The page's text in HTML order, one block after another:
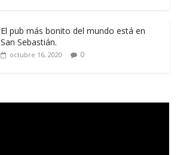
El pub más bonito del mundo está en
San Sebastián.
octubre 16, 2020 0